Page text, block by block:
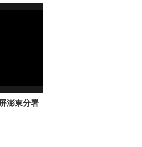
澎東分署「電工冷凍」職類介紹